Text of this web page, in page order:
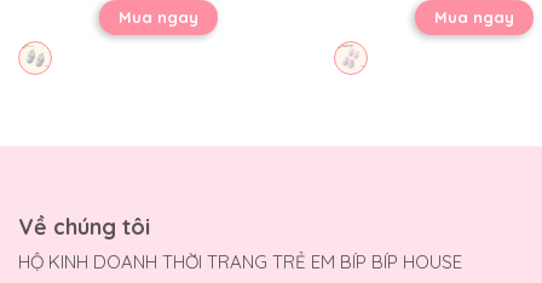
Mua ngay
Mua ngay
Về chúng tôi
HỘ KINH DOANH THỜI TRANG TRẺ EM BÍP BÍP HOUSE